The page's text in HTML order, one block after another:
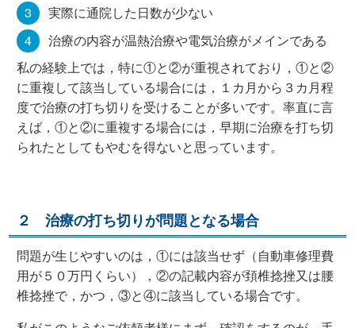
実際に通院した日数が少ない
治療の内容が温熱治療や電気治療がメインである
私の経験上では，特に①と②が重視されており，①と②
に重複して該当している場合には，１カ月から３カ月程
度で治療の打ち切りを受けることが多いです。率直に言
えば，①と②に重複する場合には，早期に治療を打ち切
られたとしてもやむを得ないと思っています。
２ 治療の打ち切りが問題となる場合
問題が生じやすいのは，①には該当せず（自動車修理費
用が５０万円くらい），②の記載内容が頚椎捻挫又は腰
椎捻挫で，かつ，③と④に該当している場合です。